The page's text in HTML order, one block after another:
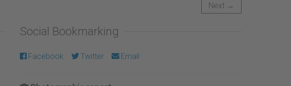
Next →
Social Bookmarking
Facebook Twitter Email